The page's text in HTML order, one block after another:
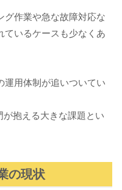
グ作業や急な故障対応な
ているケースも少なくあ
運用体制が追いついてい
抱える大きな課題とい
の現状